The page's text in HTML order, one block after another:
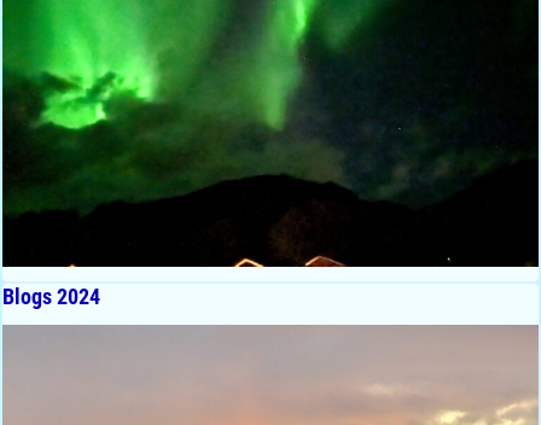
Blogs 2024